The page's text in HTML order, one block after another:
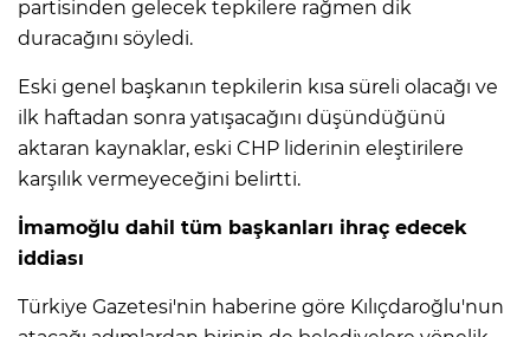
partisinden gelecek tepkilere rağmen dik
duracağını söyledi.
Eski genel başkanın tepkilerin kısa süreli olacağı ve
ilk haftadan sonra yatışacağını düşündüğünü
aktaran kaynaklar, eski CHP liderinin eleştirilere
karşılık vermeyeceğini belirtti.
İmamoğlu dahil tüm başkanları ihraç edecek
iddiası
Türkiye Gazetesi'nin haberine göre Kılıçdaroğlu'nun